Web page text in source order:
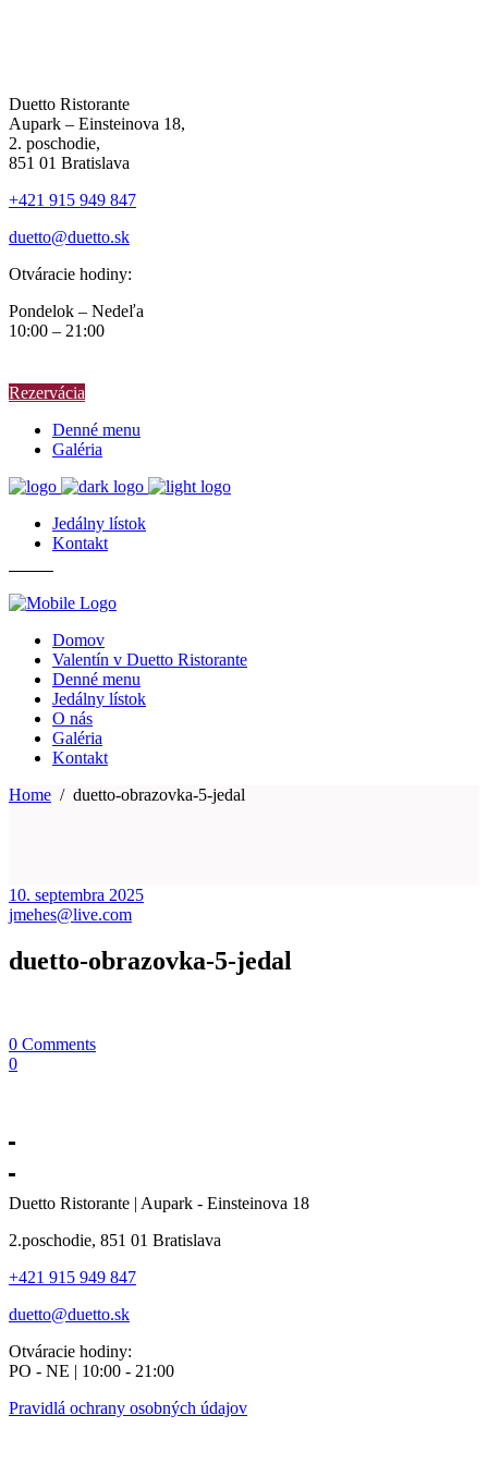
Duetto Ristorante
Aupark – Einsteinova 18,
2. poschodie,
851 01 Bratislava
+421 915 949 847
duetto@duetto.sk
Otváracie hodiny:
Pondelok – Nedeľa
10:00 – 21:00
Rezervácia
Denné menu
Galéria
Jedálny lístok
Kontakt
Domov
Valentín v Duetto Ristorante
Denné menu
Jedálny lístok
O nás
Galéria
Kontakt
Home / duetto-obrazovka-5-jedal
10. septembra 2025
jmehes@live.com
duetto-obrazovka-5-jedal
0 Comments
0
Duetto Ristorante | Aupark - Einsteinova 18
2.poschodie, 851 01 Bratislava
+421 915 949 847
duetto@duetto.sk
Otváracie hodiny:
PO - NE | 10:00 - 21:00
Pravidlá ochrany osobných údajov